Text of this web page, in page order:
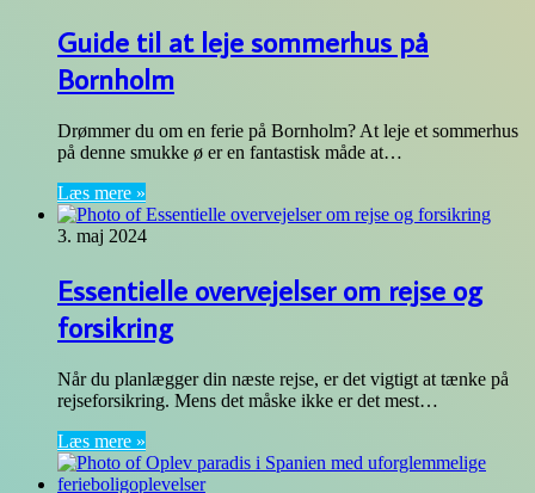
Guide til at leje sommerhus på
Bornholm
Drømmer du om en ferie på Bornholm? At leje et sommerhus
på denne smukke ø er en fantastisk måde at…
Læs mere »
3. maj 2024
Essentielle overvejelser om rejse og
forsikring
Når du planlægger din næste rejse, er det vigtigt at tænke på
rejseforsikring. Mens det måske ikke er det mest…
Læs mere »